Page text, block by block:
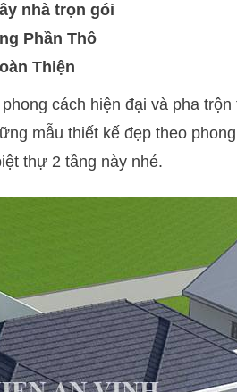
nhà trọn gói
Phần Thô
Thiện
cách hiện đại và pha
mẫu thiết kế đẹp theo
thự 2 tầng này nhé.